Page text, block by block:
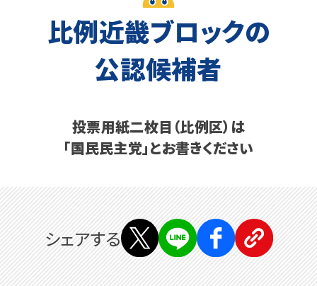
比例近畿ブロックの
公認候補者
投票用紙二枚目（比例区）は
「国民民主党」とお書きください
シェアする